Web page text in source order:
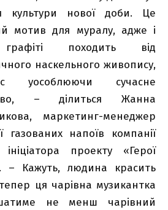
культури нової доби. Це
мотив для муралу, адже і
походить від
наскельного живопису,
уособлюючи сучасне
– ділиться Жанна
маркетинг-менеджер
газованих напоїв компанії
ініціатора проекту «Герої
– Кажуть, людина красить
ця чарівна музикантка
не менш чарівний